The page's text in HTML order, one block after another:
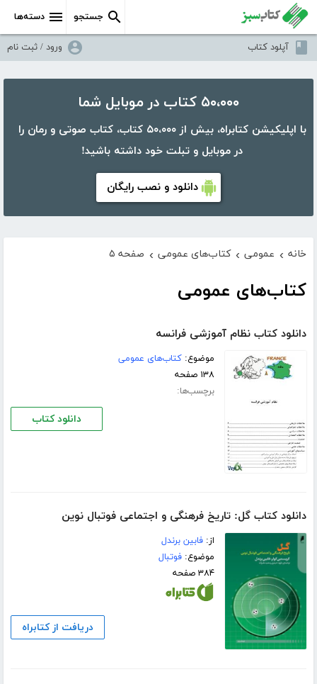
دسته‌ها جستجو
آپلود کتاب ورود / ثبت نام
۵۰،۰۰۰ کتاب در موبایل شما
با اپلیکیشن کتابراه، بیش از ۵۰،۰۰۰ کتاب، کتاب صوتی و رمان را
در موبایل و تبلت خود داشته باشید!
دانلود و نصب رایگان
خانه › عمومی › کتاب‌های عمومی › صفحه ۵
کتاب‌های عمومی
دانلود کتاب نظام آموزشی فرانسه
موضوع:کتاب‌های عمومی
۱۳۸ صفحه
برچسب‌ها:
دانلود کتاب
دانلود کتاب گل: تاریخ فرهنگی و اجتماعی فوتبال نوین
از:فابین برندل
موضوع:فوتبال
۳۸۴ صفحه
دریافت از کتابراه